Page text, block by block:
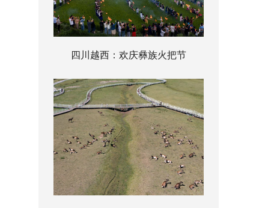
四川越西：欢庆彝族火把节